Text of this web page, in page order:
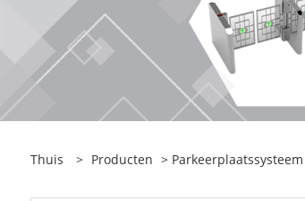
Thuis > Producten > Parkeerplaatssysteem